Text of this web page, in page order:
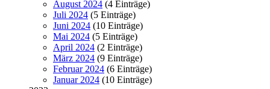
August 2024 (4 Einträge)
Juli 2024 (5 Einträge)
Juni 2024 (10 Einträge)
Mai 2024 (5 Einträge)
April 2024 (2 Einträge)
März 2024 (9 Einträge)
Februar 2024 (6 Einträge)
Januar 2024 (10 Einträge)